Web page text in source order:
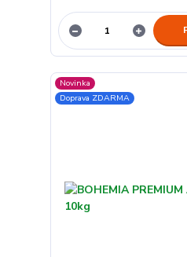
Novinka
Doprava ZDARMA